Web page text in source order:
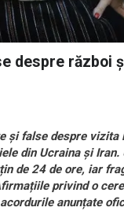
despre război
și false despre
din Ucraina și
de 24 de ore, iar
privind o
anunțate